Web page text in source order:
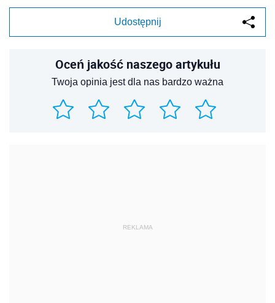
Udostępnij
Oceń jakość naszego artykułu
Twoja opinia jest dla nas bardzo ważna
REKLAMA